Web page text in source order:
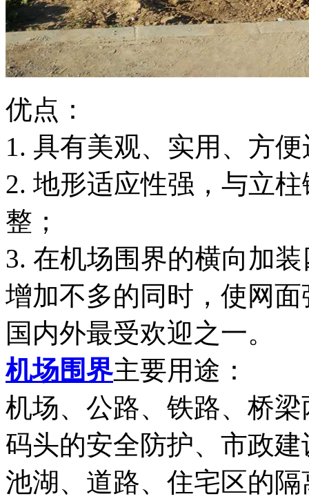
优点：
1. 具有美观、实用、方
2. 地形适应性强，与立
整；
3. 在机场围界的横向加
增加不多的同时，使网
国内外最受欢迎之一。
机场围界主要用途：
机场、公路、铁路、桥
码头的安全防护、市政
池湖、道路、住宅区的